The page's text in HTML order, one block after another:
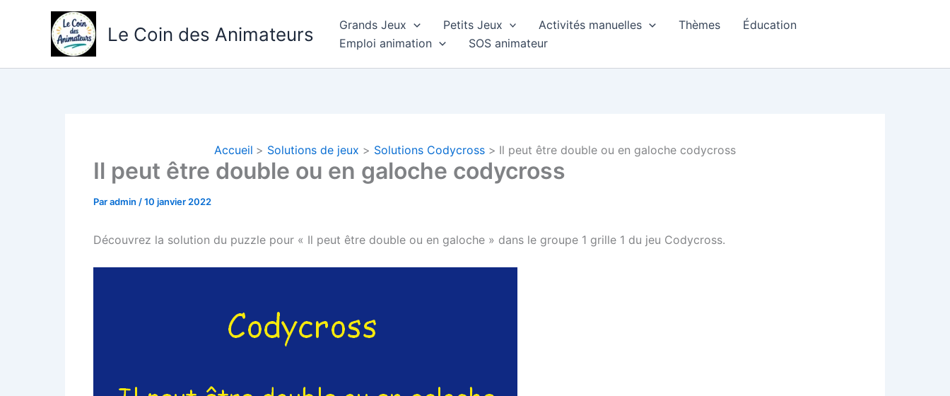
Le Coin des Animateurs Grands Jeux Petits Jeux Activités manuelles Thèmes
Éducation
Emploi animation
SOS animateur
Accueil Solutions de jeux Solutions Codycross Il peut être double ou en galoche codycross
Il peut être double ou en galoche codycross
Paradmin /10 janvier 2022
Découvrez la solution du puzzle pour « Il peut être double ou en galoche » dans le groupe 1 grille 1 du jeu Codycross.